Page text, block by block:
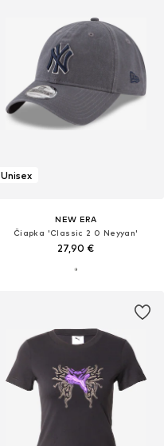
Unisex
NEW ERA
Čiapka 'Classic 2 0 Neyyan'
27,90 €